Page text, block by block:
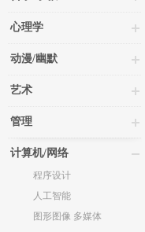
心理学
动漫/幽默
艺术
管理
计算机/网络
程序设计
人工智能
图形图像 多媒体